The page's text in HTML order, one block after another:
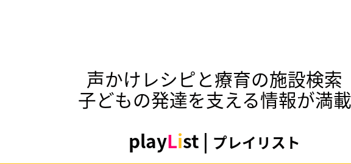
声かけレシピと療育の施設検索
子どもの発達を支える情報が満載
playList | プレイリスト